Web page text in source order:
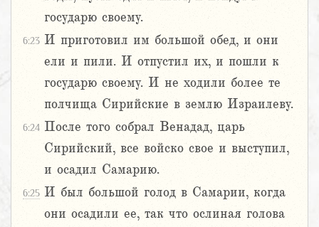
государю своему.
6:23 И приготовил им большой обед, и они
ели и пили. И отпустил их, и пошли к
государю своему. И не ходили более те
полчища Сирийские в землю Израилеву.
6:24 После того собрал Венадад, царь
Сирийский, все войско свое и выступил,
и осадил Самарию.
6:25 И был большой голод в Самарии, когда
они осадили ее, так что ослиная голова